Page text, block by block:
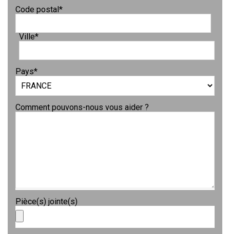
Code postal*
Ville*
Pays*
Comment pouvons-nous vous aider ?
Pièce(s) jointe(s)